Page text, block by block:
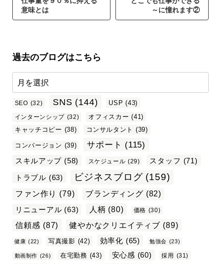
意味とは
～に憧れます②
過去のブログはこちら
SEO (32) SNS (144) USP (43)
インターンシップ (32) オフィスカー (41)
キャッチコピー (38) コンサルタント (39)
コンバージョン (39) サポート (115)
スキルアップ (58) スケジュール (29) スタッフ (71)
トラブル (63) ビジネスブログ (159)
ファン作り (79) ブランディング (82)
リニューアル (63) 人柄 (80) 価格 (30)
信頼感 (87) 健やかなクリエイティブ (89)
健康 (22) 写真撮影 (42) 効率化 (65) 勉強会 (23)
動画制作 (26) 在宅勤務 (43) 安心感 (60) 採用 (31)